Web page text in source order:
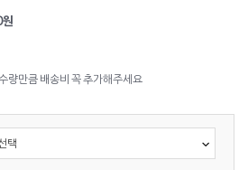
원
량만큼 배송비 꼭 추가해주세요